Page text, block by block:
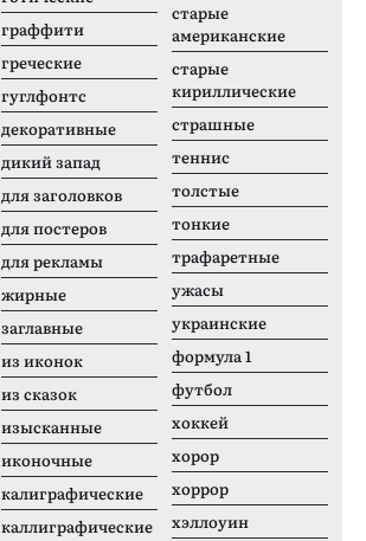
граффити
греческие
гуглфонтс
декоративные
дикий запад
для заголовков
для постеров
для рекламы
жирные
заглавные
из иконок
из сказок
изысканные
иконочные
калиграфические
каллиграфические
старые
американские
старые
кириллические
страшные
теннис
толстые
тонкие
трафаретные
ужасы
украинские
формула 1
футбол
хоккей
хорор
хоррор
хэллоуин